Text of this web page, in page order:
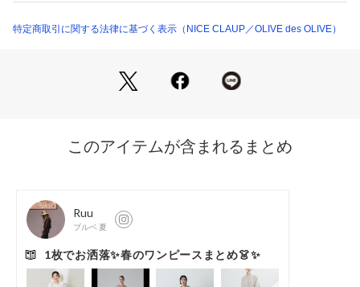
＊＊＊＊＊＊＊＊＊＊＊＊＊＊＊＊＊＊＊＊＊＊＊
特定商取引に関する法律に基づく表示（NICE CLAUP／OLIVE des OLIVE）